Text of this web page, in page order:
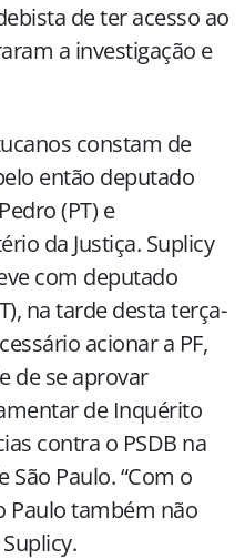
de ter acesso ao
a investigação e
constam de
então deputado
(PT) e
da Justiça. Suplicy
com deputado
na tarde desta terça-
acionar a PF,
de se aprovar
de Inquérito
contra o PSDB na
São Paulo. “Com o
Paulo também não